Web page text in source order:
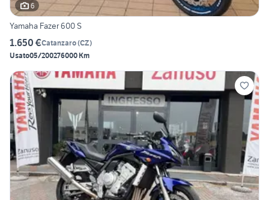
6
Yamaha Fazer 600 S
1.650 €Catanzaro(CZ)
Usato05/200276000 Km